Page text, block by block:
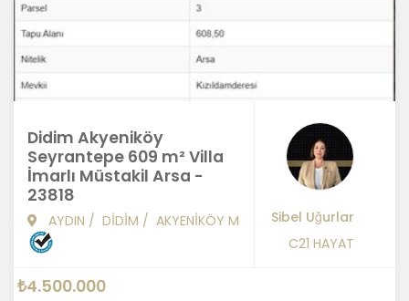
Didim Akyeniköy
Seyrantepe 609 m² Villa
İmarlı Müstakil Arsa -
23818
AYDIN / DİDİM / AKYENİKÖY M
Sibel Uğurlar
C21 HAYAT
₺4.500.000